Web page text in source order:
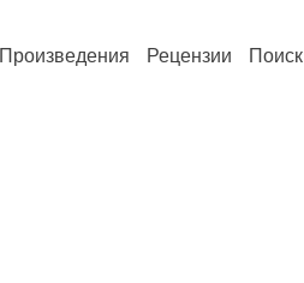
Произведения Рецензии Поиск